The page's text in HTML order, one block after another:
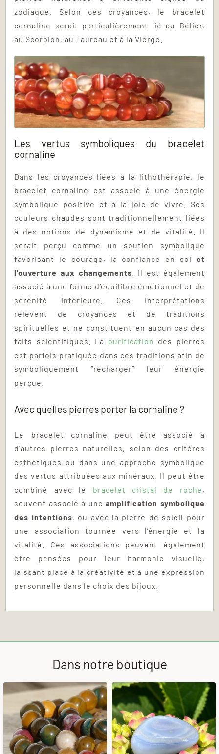
zodiaque. Selon ces croyances, le bracelet
cornaline serait particulièrement lié au Bélier,
au Scorpion, au Taureau et à la Vierge.
Les vertus symboliques du bracelet
cornaline
Dans les croyances liées à la lithothérapie, le
bracelet cornaline est associé à une énergie
symbolique positive et à la joie de vivre. Ses
couleurs chaudes sont traditionnellement liées
à des notions de dynamisme et de vitalité. Il
serait perçu comme un soutien symbolique
favorisant le courage, la confiance en soi et
l’ouverture aux changements . Il est également
associé à une forme d’équilibre émotionnel et de
sérénité intérieure. Ces interprétations
relèvent de croyances et de traditions
spirituelles et ne constituent en aucun cas des
faits scientifiques. La purification des pierres
est parfois pratiquée dans ces traditions afin de
symboliquement “recharger” leur énergie
perçue.
Avec quelles pierres porter la cornaline ?
Le bracelet cornaline peut être associé à
d’autres pierres naturelles, selon des critères
esthétiques ou dans une approche symbolique
des vertus attribuées aux minéraux. Il peut être
combiné avec le bracelet cristal de roche,
souvent associé à uneamplification symbolique
des intentions, ou avec la pierre de soleil pour
une association tournée vers l’énergie et la
vitalité. Ces associations peuvent également
être pensées pour leur harmonie visuelle,
laissant place à la créativité et à une expression
personnelle dans le choix des bijoux.
Dans notre boutique